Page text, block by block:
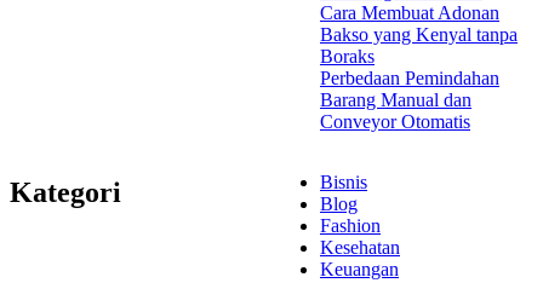
Cara Membuat Adonan
Bakso yang Kenyal tanpa
Boraks
Perbedaan Pemindahan
Barang Manual dan
Conveyor Otomatis
Kategori
Bisnis
Blog
Fashion
Kesehatan
Keuangan